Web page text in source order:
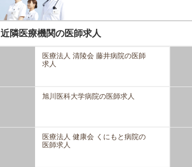
近隣医療機関の医師求人
医療法人 清陵会 藤井病院の医師
求人
旭川医科大学病院の医師求人
医療法人 健康会 くにもと病院の
医師求人